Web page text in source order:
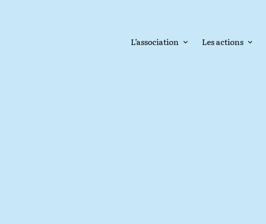
L’association Les actions